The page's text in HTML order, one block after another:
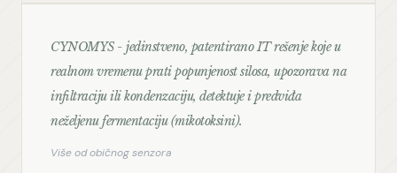
CYNOMYS - jedinstveno, patentirano IT rešenje koje u
realnom vremenu prati popunjenost silosa, upozorava na
infiltraciju ili kondenzaciju, detektuje i predviđa
neželjenu fermentaciju (mikotoksini).
Više od običnog senzora